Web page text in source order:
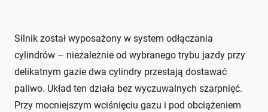
Silnik został wyposażony w system odłączania
cylindrów – niezależnie od wybranego trybu jazdy przy
delikatnym gazie dwa cylindry przestają dostawać
paliwo. Układ ten działa bez wyczuwalnych szarpnięć.
Przy mocniejszym wciśnięciu gazu i pod obciążeniem